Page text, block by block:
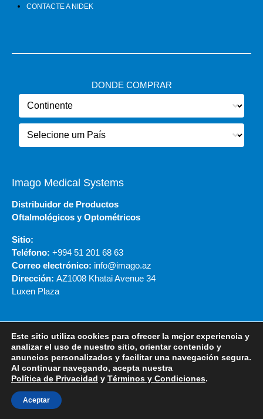
CONTACTE A NIDEK
DONDE COMPRAR
Imago Medical Systems
Distribuidor de Productos
Oftalmológicos y Optométricos
Sitio:
Teléfono: +994 51 201 68 63
Correo electrónico: info@imago.az
Dirección: AZ1008 Khatai Avenue 34
Luxen Plaza
© 2020 - NIDEK DO BRASIL
Política de Privacidad Términos y Condiciones
Este sitio utiliza cookies para ofrecer la mejor experiencia y
analizar el uso de nuestro sitio, orientar contenido y
anuncios personalizados y facilitar una navegación segura.
Al continuar navegando, acepta nuestra
Política de Privacidad y Términos y Condiciones.
Aceptar